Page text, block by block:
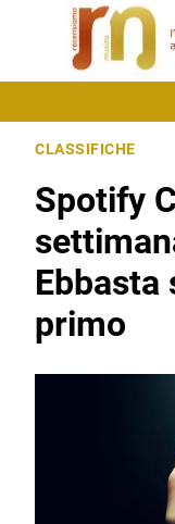
CLASSIFICHE
Spotify
Ebbasta
primo